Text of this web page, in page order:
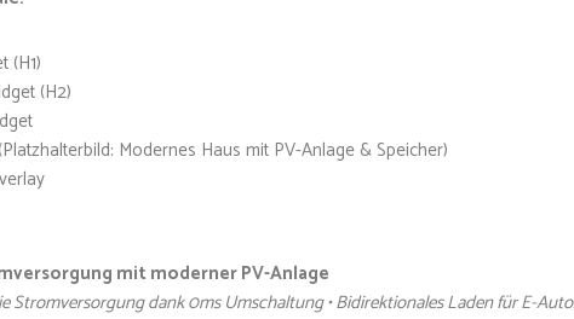
(H1)
(H2)
Modernes Haus mit PV-Anlage & Speicher)
mit moderner PV-Anlage
Stromversorgung dank 0ms Umschaltung • Bidirektionales Laden für E-